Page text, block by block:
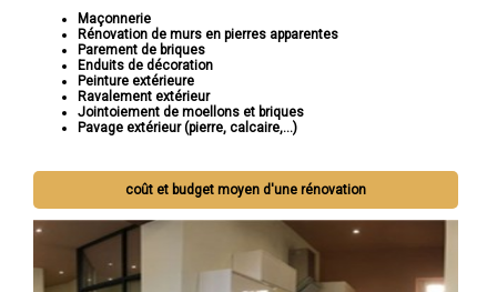
Maçonnerie
Rénovation de murs en pierres apparentes
Parement de briques
Enduits de décoration
Peinture extérieure
Ravalement extérieur
Jointoiement de moellons et briques
Pavage extérieur (pierre, calcaire,...)
coût et budget moyen d'une rénovation